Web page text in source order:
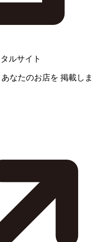
ルサイト
あなたのお店を 掲載しま